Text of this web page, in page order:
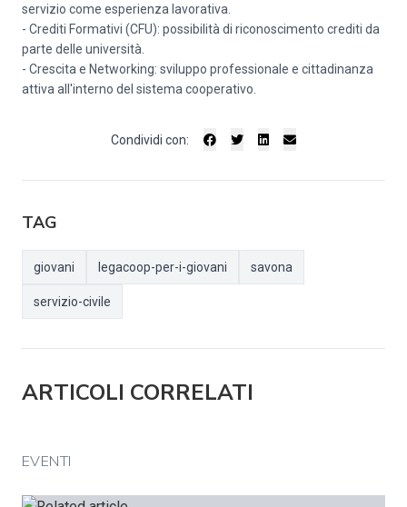
servizio come esperienza lavorativa.
- Crediti Formativi (CFU): possibilità di riconoscimento crediti da
parte delle università.
- Crescita e Networking: sviluppo professionale e cittadinanza
attiva all'interno del sistema cooperativo.
Condividi con:
TAG
giovani legacoop-per-i-giovani savona
servizio-civile
ARTICOLI CORRELATI
EVENTI